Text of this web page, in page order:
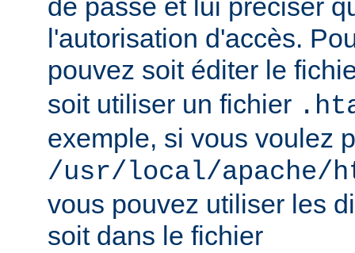
de passe et lui préciser
l'autorisation d'accès.
pouvez soit éditer le
soit utiliser un fichier
exemple, si vous voulez
/usr/local/apache/
vous pouvez utiliser les
soit dans le fichier